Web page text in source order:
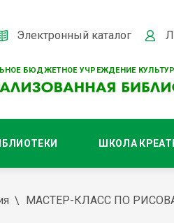
БЮДЖЕТНОЕ УЧРЕЖДЕНИЕ
Электронный каталог
ШКОЛА
МАСТЕР-КЛАСС ПО